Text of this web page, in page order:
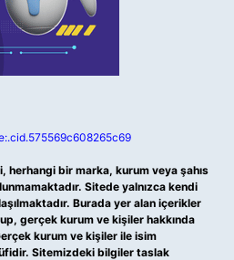
herhangi bir marka, kurum veya şahıs
Sitede yalnızca kendi
Burada yer alan içerikler
gerçek kurum ve kişiler hakkında
kurum ve kişiler ile isim
Sitemizdeki bilgiler taslak